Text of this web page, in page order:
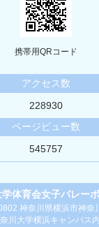
携帯用QRコード
アクセス数
228930
ページビュー数
545757
体育会女子バレー
神奈川県横浜市神奈
川大学横浜キャンパス内